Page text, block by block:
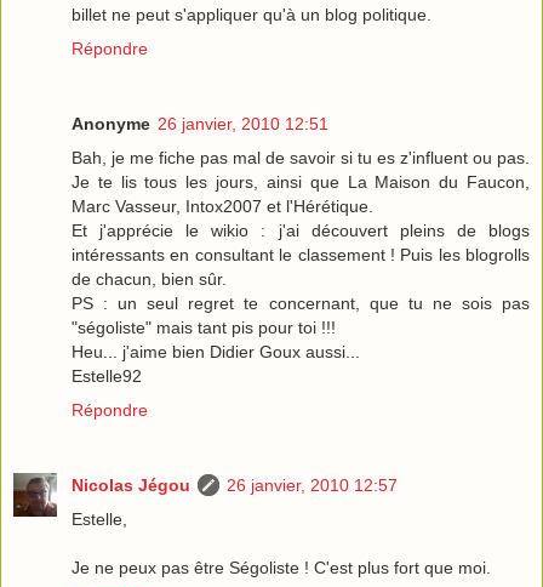
billet ne peut s'appliquer qu'à un blog politique.
Répondre
Anonyme 26 janvier, 2010 12:51
Bah, je me fiche pas mal de savoir si tu es z'influent ou pas.
Je te lis tous les jours, ainsi que La Maison du Faucon,
Marc Vasseur, Intox2007 et l'Hérétique.
Et j'apprécie le wikio : j'ai découvert pleins de blogs
intéressants en consultant le classement ! Puis les blogrolls
de chacun, bien sûr.
PS : un seul regret te concernant, que tu ne sois pas
"ségoliste" mais tant pis pour toi !!!
Heu... j'aime bien Didier Goux aussi...
Estelle92
Répondre
Nicolas Jégou
26 janvier, 2010 12:57
Estelle,
Je ne peux pas être Ségoliste ! C'est plus fort que moi.